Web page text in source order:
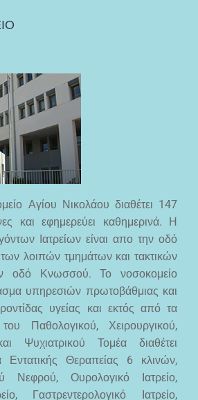
Αγίου Νικολάου διαθέτει 147
και εφημερεύει καθημερινά. Η
Ιατρείων είναι απο την οδό
λοιπών τμημάτων και τακτικών
οδό Κνωσσού. Το νοσοκομείο
υπηρεσιών πρωτοβάθμιας και
υγείας και εκτός από τα
Παθολογικού, Χειρουργικού,
Ψυχιατρικού Τομέα διαθέτει
Εντατικής Θεραπείας 6 κλινών,
Νεφρού, Ουρολογικό Ιατρείο,
Γαστρεντερολογικό Ιατρείο,